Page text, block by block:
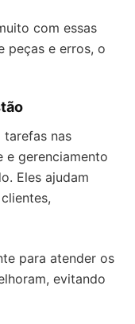
com essas
peças e erros, o
nas
e gerenciamento
Eles ajudam
para atender os
evitando